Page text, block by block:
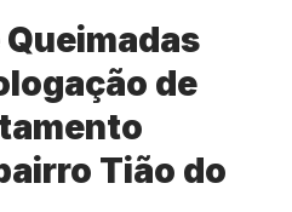
de
Tião do